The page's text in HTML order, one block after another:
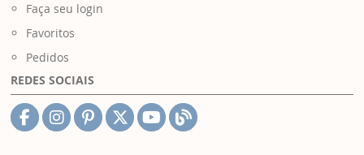
Faça seu login
Favoritos
Pedidos
REDES SOCIAIS